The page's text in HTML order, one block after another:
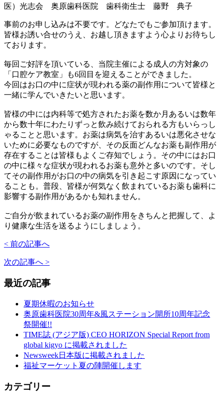
医）光志会 奥原歯科医院 歯科衛生士 藤野 典子
事前のお申し込みは不要です。どなたでもご参加頂けます。
皆様お誘い合せのうえ、お越し頂きますよう心よりお待ちし
ております。
毎回ご好評を頂いている、当院主催による成人の方対象の
「口腔ケア教室」も6回目を迎えることができました。
今回はお口の中に症状が現われる薬の副作用について皆様と
一緒に学んでいきたいと思います。
皆様の中には内科等で処方されたお薬を数か月あるいは数年
から数十年にわたりずっと飲み続けておられる方もいらっし
ゃることと思います。お薬は病気を治すあるいは悪化させな
いために必要なものですが、その反面どんなお薬も副作用が
存在することは皆様もよくご存知でしょう。その中にはお口
の中に様々な症状が現われるお薬も意外と多いのです。そし
てその副作用がお口の中の病気を引き起こす原因になってい
ることも。普段、皆様が何気なく飲まれているお薬も歯科に
影響する副作用があるかも知れません。
ご自分が飲まれているお薬の副作用をきちんと把握して、よ
り健康な生活を送るようにしましょう。
< 前の記事へ
次の記事へ >
最近の記事
夏期休暇のお知らせ
奥原歯科医院30周年&風ステーション開所10周年記念
祭開催!!
TIME誌 (アジア版) CEO HORIZON Special Report from
global kigyo に掲載されました
Newsweek日本版に掲載されました
福祉マーケット夏の陣開催します
カテゴリー